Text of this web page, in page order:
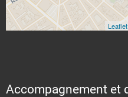
Leaflet
Accompagnement et